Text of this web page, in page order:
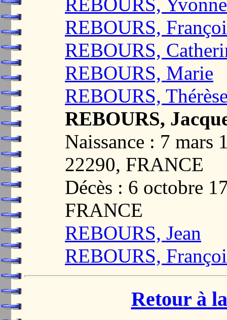
REBOURS, Yvonne
REBOURS,
REBOURS,
REBOURS, Marie
REBOURS,
REBOURS,
Naissance : 7
22290, FRANCE
Décès : 6 octobre
FRANCE
REBOURS, Jean
REBOURS,
Retour à